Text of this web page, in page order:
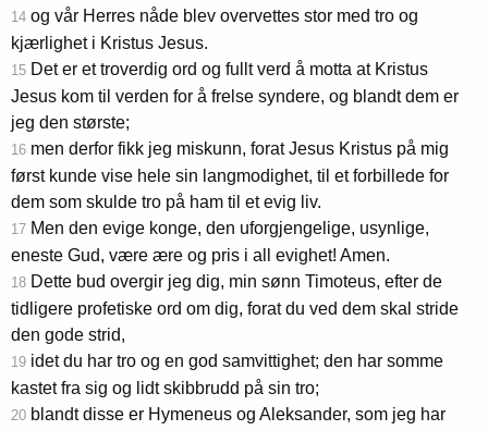
14 og vår Herres nåde blev overvettes stor med tro og
kjærlighet i Kristus Jesus.
15 Det er et troverdig ord og fullt verd å motta at Kristus
Jesus kom til verden for å frelse syndere, og blandt dem er
jeg den største;
16 men derfor fikk jeg miskunn, forat Jesus Kristus på mig
først kunde vise hele sin langmodighet, til et forbillede for
dem som skulde tro på ham til et evig liv.
17 Men den evige konge, den uforgjengelige, usynlige,
eneste Gud, være ære og pris i all evighet! Amen.
18 Dette bud overgir jeg dig, min sønn Timoteus, efter de
tidligere profetiske ord om dig, forat du ved dem skal stride
den gode strid,
19 idet du har tro og en god samvittighet; den har somme
kastet fra sig og lidt skibbrudd på sin tro;
20 blandt disse er Hymeneus og Aleksander, som jeg har